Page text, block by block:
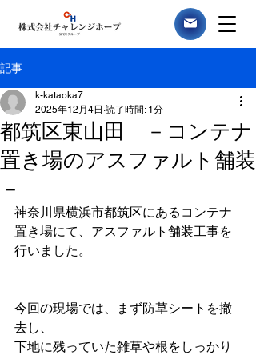
記事
都筑区東山田 －コンテナ
置き場のアスファルト舗装
－
k-kataoka7
2025年12月4日 読了時間: 1分
神奈川県横浜市都筑区にあるコンテナ
置き場にて、アスファルト舗装工事を
行いました。
今回の現場では、まず防草シートを撤
去し、
下地に残っていた雑草や根をしっかり